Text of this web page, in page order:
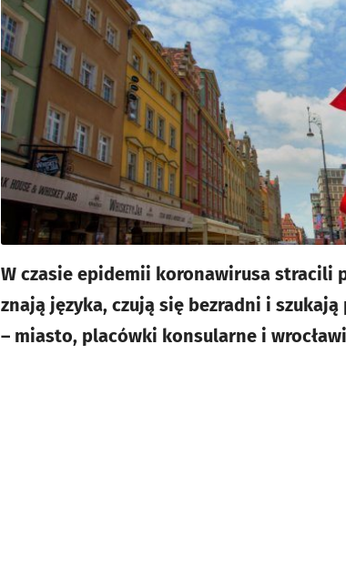
W czasie epidemii koronawirusa stracili
znają języka, czują się bezradni i
– miasto, placówki konsularne i